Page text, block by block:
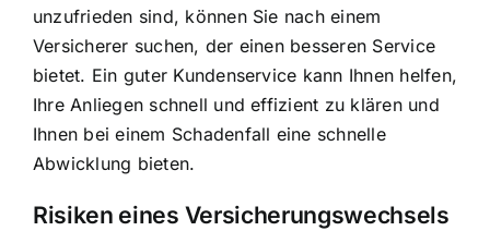
unzufrieden sind, können Sie nach einem
Versicherer suchen, der einen besseren Service
bietet. Ein guter Kundenservice kann Ihnen helfen,
Ihre Anliegen schnell und effizient zu klären und
Ihnen bei einem Schadenfall eine schnelle
Abwicklung bieten.
Risiken eines Versicherungswechsels